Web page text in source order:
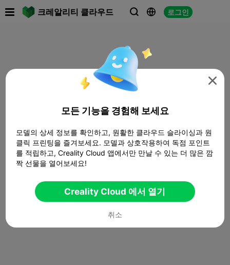
크레알리티 클라우드   로그인

모든 기능을 경험해 보세요
모델의 상세 정보를 확인하고, 원활한 클라우드 슬라이싱과 원
클릭 프린팅을 즐겨보세요. 모델과 상호작용하여 독점 포인트
를 적립하고, Creality Cloud 앱에서만 만날 수 있는 더 많은 깜
짝 선물을 열어보세요!
Creality Cloud 에서 열기
취소